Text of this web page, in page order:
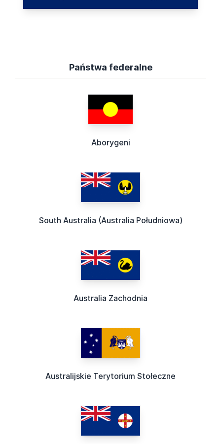
Państwa federalne
Aborygeni
South Australia (Australia Południowa)
Australia Zachodnia
Australijskie Terytorium Stołeczne